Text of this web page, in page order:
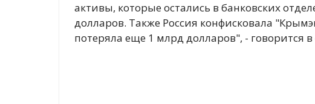
активы, которые остались в банковских
долларов. Также Россия конфисковала
потеряла еще 1 млрд долларов", - говорится в